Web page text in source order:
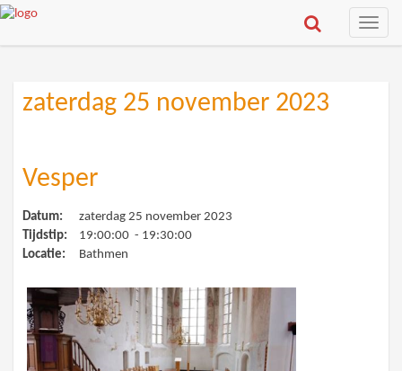
Toggle
zaterdag 25 november 2023
Vesper
Datum:
zaterdag 25 november 2023
Tijdstip:
19:00:00 - 19:30:00
Locatie:
Bathmen